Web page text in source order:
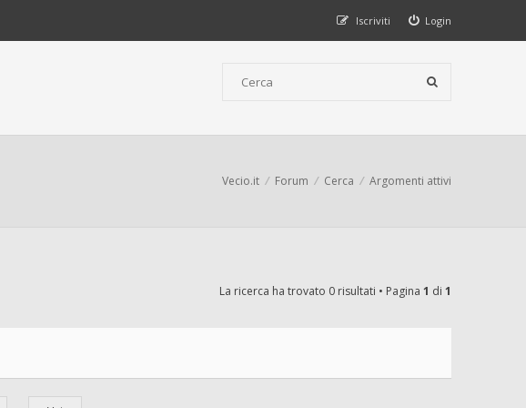
Login
Iscriviti
Vecio.it Forum Cerca Argomenti attivi
La ricerca ha trovato 0 risultati • Pagina 1 di 1